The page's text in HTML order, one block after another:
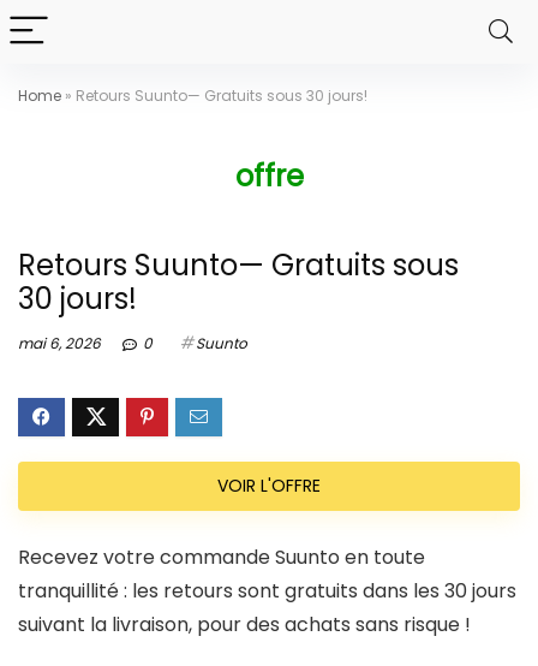
Home » Retours Suunto— Gratuits sous 30 jours!
offre
Retours Suunto— Gratuits sous
30 jours!
mai 6, 2026 0 Suunto
VOIR L'OFFRE
Recevez votre commande Suunto en toute
tranquillité : les retours sont gratuits dans les 30 jours
suivant la livraison, pour des achats sans risque !